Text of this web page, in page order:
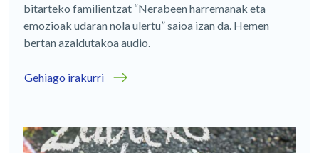
bitarteko familientzat “Nerabeen harremanak eta
emozioak udaran nola ulertu” saioa izan da. Hemen
bertan azaldutakoa audio.
Gehiago irakurri